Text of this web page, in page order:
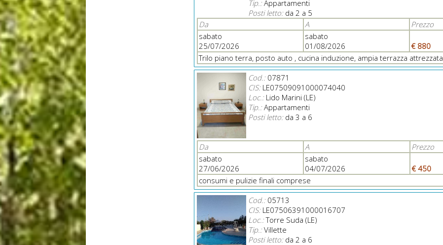
Tip.:Appartamenti
Posti letto:da 2 a 5
Da
A
Prezzo
sabato
25/07/2026
sabato
01/08/2026
€ 880
Trilo piano terra, posto auto , cucina induzione, ampia terrazza attrezzata
Cod.:07871
CIS:LE07509091000074040
Loc.:Lido Marini (LE)
Tip.:Appartamenti
Posti letto:da 3 a 6
Da A
Prezzo
sabato
27/06/2026
sabato
04/07/2026
€ 450
consumi e pulizie finali comprese
Cod.:05713
CIS:LE07506391000016707
Loc.:Torre Suda (LE)
Tip.:Villette
Posti letto:da 2 a 6